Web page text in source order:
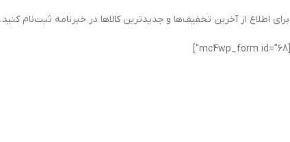
برای اطلاع از آخرین تخفیف‌ها و جدیدترین کالاها در خبرنامه ثبت‌نام کنید.
[mc4wp_form id="68"]